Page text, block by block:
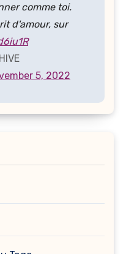
comme toi.
d'amour, sur
5, 2022